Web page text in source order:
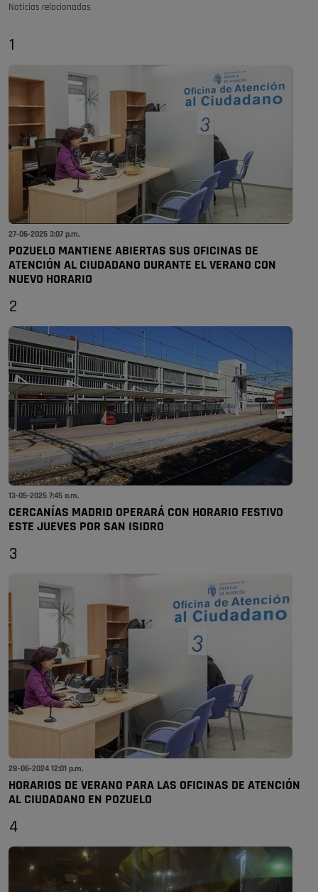
Noticias relacionadas
1
27-06-2025 3:07 p.m.
POZUELO MANTIENE ABIERTAS SUS OFICINAS DE
ATENCIÓN AL CIUDADANO DURANTE EL VERANO CON
NUEVO HORARIO
2
13-05-2025 7:45 a.m.
CERCANÍAS MADRID OPERARÁ CON HORARIO FESTIVO
ESTE JUEVES POR SAN ISIDRO
3
28-06-2024 12:01 p.m.
HORARIOS DE VERANO PARA LAS OFICINAS DE ATENCIÓN
AL CIUDADANO EN POZUELO
4